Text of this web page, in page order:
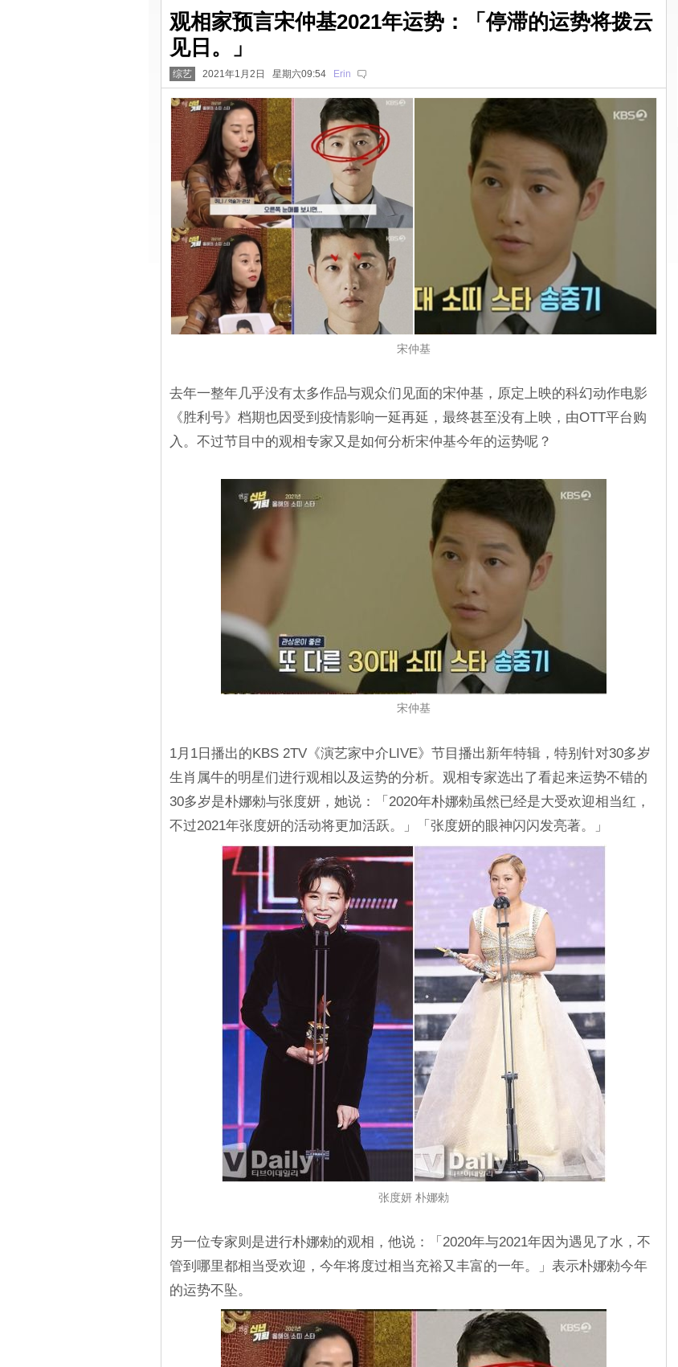
观相家预言宋仲基2021年运势：「停滞的运势将拨云
见日。」
综艺 2021年1月2日 星期六09:54 Erin
宋仲基
去年一整年几乎没有太多作品与观众们见面的宋仲基，原定上映的科幻动作电影
《胜利号》档期也因受到疫情影响一延再延，最终甚至没有上映，由OTT平台购
入。不过节目中的观相专家又是如何分析宋仲基今年的运势呢？
宋仲基
1月1日播出的KBS 2TV《演艺家中介LIVE》节目播出新年特辑，特别针对30多岁
生肖属牛的明星们进行观相以及运势的分析。观相专家选出了看起来运势不错的
30多岁是朴娜勑与张度妍，她说：「2020年朴娜勑虽然已经是大受欢迎相当红，
不过2021年张度妍的活动将更加活跃。」「张度妍的眼神闪闪发亮著。」
张度妍 朴娜勑
另一位专家则是进行朴娜勑的观相，他说：「2020年与2021年因为遇见了水，不
管到哪里都相当受欢迎，今年将度过相当充裕又丰富的一年。」表示朴娜勑今年
的运势不坠。